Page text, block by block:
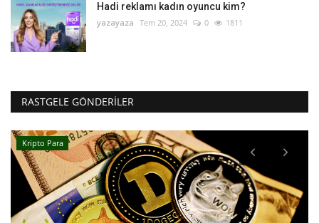
Hadi reklamı kadın oyuncu kim?
yazayaza Tem 20, 2024 0 1811
RASTGELE GÖNDERILER
Kripto Para